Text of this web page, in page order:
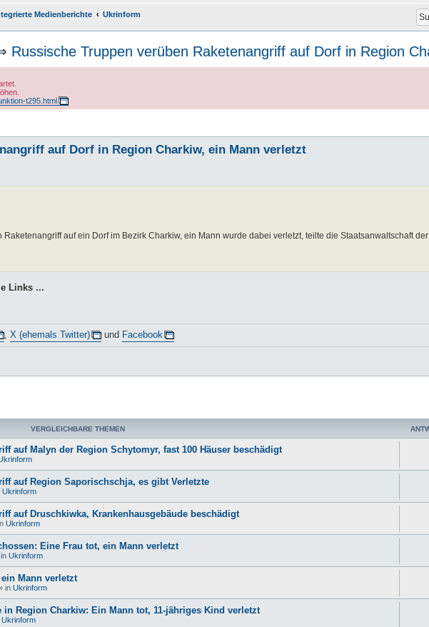
Medienberichte Ukrinform
Russische Truppen verüben Raketenangriff auf Dorf in Region
t295.html
auf Dorf in Region Charkiw, ein Mann verletzt
auf ein Dorf im Bezirk Charkiw, ein Mann wurde dabei verletzt, teilte die Staatsanwaltschaft
Links ...
X (ehemals Twitter) und Facebook
VERGLEICHBARE THEMEN
auf Malyn der Region Schytomyr, fast 100 Häuser beschädigt
auf Region Saporischschja, es gibt Verletzte
Ukrinform
auf Druschkiwka, Krankenhausgebäude beschädigt
Ukrinform
Eine Frau tot, ein Mann verletzt
Ukrinform
Mann verletzt
in Ukrinform
Region Charkiw: Ein Mann tot, 11-jähriges Kind verletzt
Ukrinform